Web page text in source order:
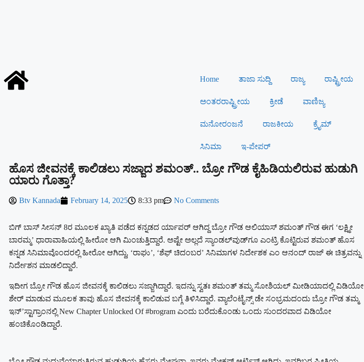
Home ತಾಜಾ ಸುದ್ದಿ ರಾಜ್ಯ ರಾಷ್ಟ್ರೀಯ
ಅಂತರರಾಷ್ಟ್ರೀಯ ಕ್ರೀಡೆ ವಾಣಿಜ್ಯ
ಮನೋರಂಜನೆ ರಾಜಕೀಯ ಕ್ರೈಮ್
ಸಿನಿಮಾ ಇ-ಪೇಪರ್
ಹೊಸ ಜೀವನಕ್ಕೆ ಕಾಲಿಡಲು ಸಜ್ಜಾದ ಶಮಂತ್.. ಬ್ರೋ ಗೌಡ ಕೈಹಿಡಿಯಲಿರುವ ಹುಡುಗಿ
ಯಾರು ಗೊತ್ತಾ?
Btv Kannada February 14, 2025 8:33 pm No Comments
ಬಿಗ್ ಬಾಸ್ ಸೀಸನ್ 8ರ ಮೂಲಕ ಖ್ಯಾತಿ ಪಡೆದ ಕನ್ನಡದ ರ್ಯಾಪರ್ ಆಗಿದ್ದ ಬ್ರೋ ಗೌಡ ಆಲಿಯಾಸ್ ಶಮಂತ್ ಗೌಡ ಈಗ ‘ಲಕ್ಷ್ಮೀ
ಬಾರಮ್ಮ’ ಧಾರಾವಾಹಿಯಲ್ಲಿ ಹೀರೋ ಆಗಿ ಮಿಂಚುತ್ತಿದ್ದಾರೆ. ಅಷ್ಟೇ ಅಲ್ಲದೆ ಸ್ಯಾಂಡಲ್​ವುಡ್​​ಗೂ ಎಂಟ್ರಿ ಕೊಟ್ಟಿರುವ ಶಮಂತ್ ಹೊಸ
ಕನ್ನಡ ಸಿನಿಮಾವೊಂದರಲ್ಲಿ ಹೀರೋ ಆಗಿದ್ದು, ‘ರಾಘು’, ‘ಶೆಫ್ ಚಿದಂಬರ’ ಸಿನಿಮಾಗಳ ನಿರ್ದೇಶಕ ಎಂ ಆನಂದ್ ರಾಜ್ ಈ ಚಿತ್ರವನ್ನು
ನಿರ್ದೇಶನ ಮಾಡಲಿದ್ದಾರೆ.
ಇದೀಗ ಬ್ರೋ ಗೌಡ ಹೊಸ ಜೀವನಕ್ಕೆ ಕಾಲಿಡಲು ಸಜ್ಜಾಗಿದ್ದಾರೆ. ಇದನ್ನು ಸ್ವತಃ ಶಮಂತ್ ತಮ್ಮ ಸೋಶಿಯಲ್ ಮೀಡಿಯಾದಲ್ಲಿ ವಿಡಿಯೋ
ಶೇರ್ ಮಾಡುವ ಮೂಲಕ ತಾವು ಹೊಸ ಜೀವನಕ್ಕೆ ಕಾಲಿಡುವ ಬಗ್ಗೆ ತಿಳಿಸಿದ್ದಾರೆ. ವ್ಯಾಲೆಂಟೈನ್ಸ್ ಡೇ ಸಂಭ್ರಮದಂದು ಬ್ರೋ ಗೌಡ ತಮ್ಮ
ಇನ್’ಸ್ಟಾಗ್ರಾಂನಲ್ಲಿ New Chapter Unlocked Of #brogram ಎಂದು ಬರೆದುಕೊಂಡು ಒಂದು ಸುಂದರವಾದ ವಿಡಿಯೋ
ಹಂಚಿಕೊಂಡಿದ್ದಾರೆ.